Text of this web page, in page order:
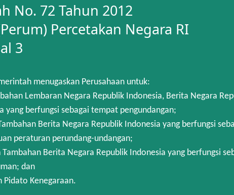
No. 72 Tahun 2012
Percetakan Negara RI
3
menugaskan Perusahaan untuk:
Lembaran Negara Republik Indonesia, Berita Negara
yang berfungsi sebagai tempat pengundangan;
Berita Negara Republik Indonesia yang berfungsi
peraturan perundang-undangan;
Berita Negara Republik Indonesia yang berfungsi
dan
Pidato Kenegaraan.